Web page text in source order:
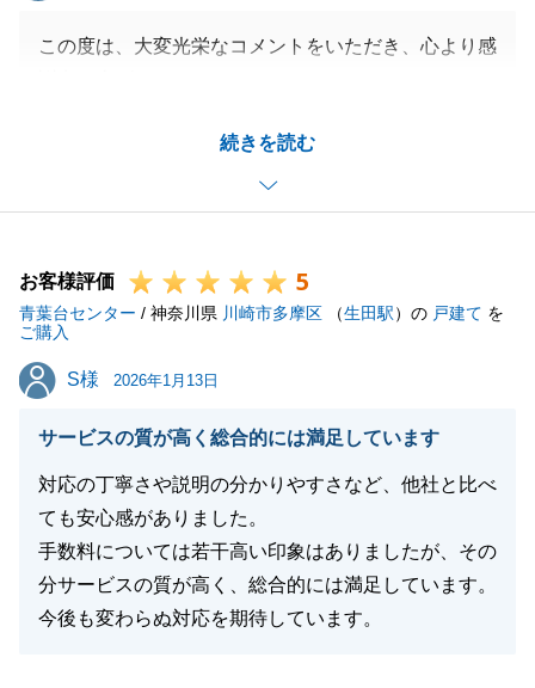
続きを読む
この度は、大変光栄なコメントをいただき、心より感
めることができましたことをあわせて感謝申し上げま
今後も何かお困りごとがございましたら、いつでもお
寒さ厳しき折、どうぞご自愛くださいませ。
お客様評価 5
青葉台センター / 神奈川県 川崎市多摩区 （生田駅）の 戸建て を
ご購入
S様
S様 2026年1月13日
サービスの質が高く総合的には満足しています
対応の丁寧さや説明の分かりやすさなど、他社と比べ
ても安心感がありました。
手数料については若干高い印象はありましたが、その
分サービスの質が高く、総合的には満足しています。
今後も変わらぬ対応を期待しています。